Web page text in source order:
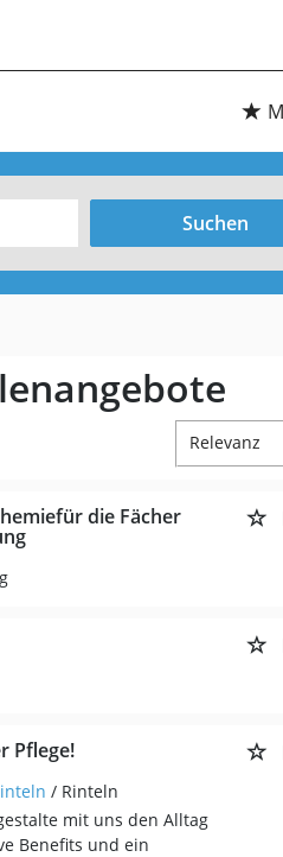
Suchen
die Fächer
Pflege!
/ Rinteln
mit uns den Alltag
Benefits und ein